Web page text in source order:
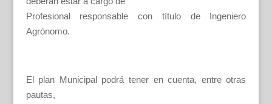
Profesional responsable con título de Ingeniero
Agrónomo.
El plan Municipal podrá tener en cuenta, entre otras
pautas,